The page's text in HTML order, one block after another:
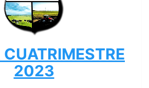
CUATRIMESTRE
2023